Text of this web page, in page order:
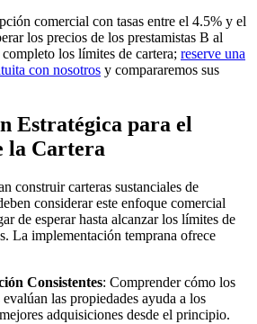
comercial con tasas entre el 4.5% y el
los precios de los prestamistas B al
los límites de cartera; reserve una
con nosotros y compararemos sus
Estratégica para el
la Cartera
construir carteras sustanciales de
considerar este enfoque comercial
de esperar hasta alcanzar los límites de
La implementación temprana ofrece
Consistentes: Comprender cómo los
las propiedades ayuda a los
adquisiciones desde el principio.